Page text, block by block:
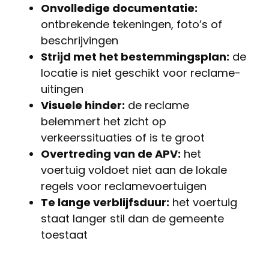
Onvolledige documentatie:
ontbrekende tekeningen, foto’s of
beschrijvingen
Strijd met het bestemmingsplan: de
locatie is niet geschikt voor reclame-
uitingen
Visuele hinder: de reclame
belemmert het zicht op
verkeerssituaties of is te groot
Overtreding van de APV: het
voertuig voldoet niet aan de lokale
regels voor reclamevoertuigen
Te lange verblijfsduur: het voertuig
staat langer stil dan de gemeente
toestaat